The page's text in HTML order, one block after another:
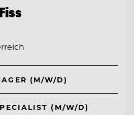
(M/W/D)
(M/W/D)